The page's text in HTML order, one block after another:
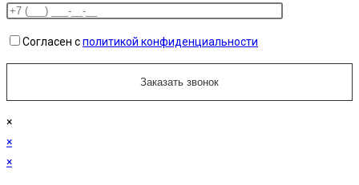
Согласен сполитикой конфиденциальности
×
×
×